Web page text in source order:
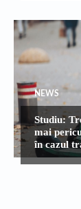
NEWS
Studiu:
mai
în cazul